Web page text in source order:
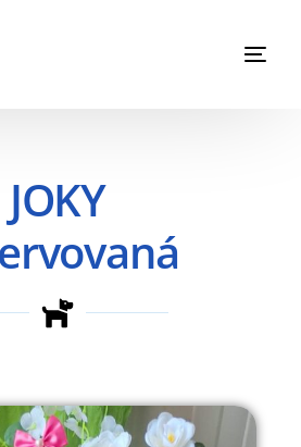
JOKY